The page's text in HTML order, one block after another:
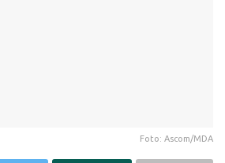
Foto: Ascom/MDA